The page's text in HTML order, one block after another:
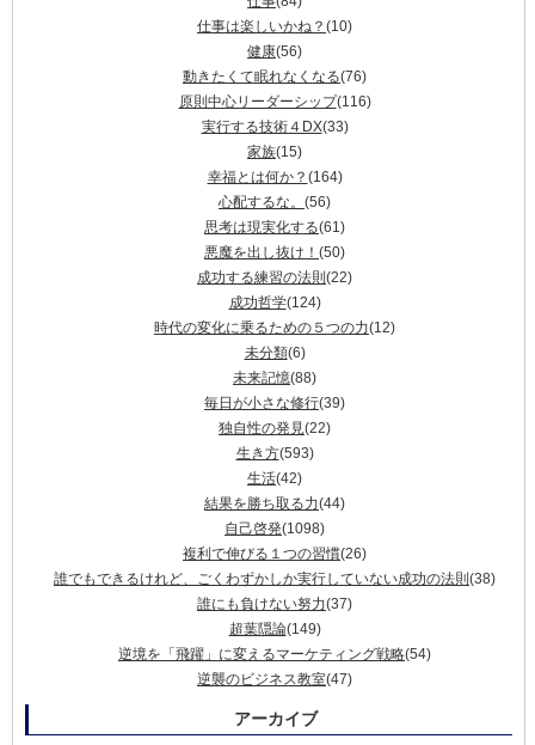
仕事は楽しいかね？ (10)
健康(56)
動きたくて眠れなくなる(76)
原則中心リーダーシップ(116)
実行する技術４DX(33)
家族(15)
幸福とは何か？ (164)
心配するな。 (56)
思考は現実化する(61)
悪魔を出し抜け！ (50)
成功する練習の法則 (22)
成功哲学(124)
時代の変化に乗るための５つの力(12)
未分類(6)
未来記憶(88)
毎日が小さな修行(39)
独自性の発見(22)
生き方(593)
生活(42)
結果を勝ち取る力(44)
自己啓発(1098)
複利で伸びる１つの習慣(26)
誰でもできるけれど、ごくわずかしか実行していない成功の法則 (38)
誰にも負けない努力(37)
超葉隠論(149)
逆境を「飛躍」に変えるマーケティング戦略(54)
逆襲のビジネス教室(47)
アーカイブ